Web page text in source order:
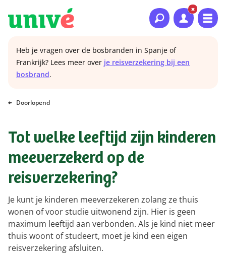
Naar hoofdinhoud
Naar hoofdnavigatie
Naar footer
Heb je vragen over de bosbranden in Spanje of
Frankrijk? Lees meer over je reisverzekering bij een
bosbrand.
Doorlopend
Tot welke leeftijd zijn kinderen
meeverzekerd op de
reisverzekering?
Je kunt je kinderen meeverzekeren zolang ze thuis
wonen of voor studie uitwonend zijn. Hier is geen
maximum leeftijd aan verbonden. Als je kind niet meer
thuis woont of studeert, moet je kind een eigen
reisverzekering afsluiten.